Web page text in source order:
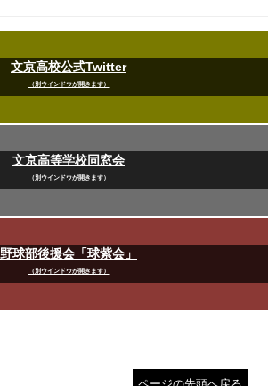
文京高校公式Twitter
（別ウインドウが開きます）
文京高等学校同窓会
（別ウインドウが開きます）
野球部後援会「球紫会」
（別ウインドウが開きます）